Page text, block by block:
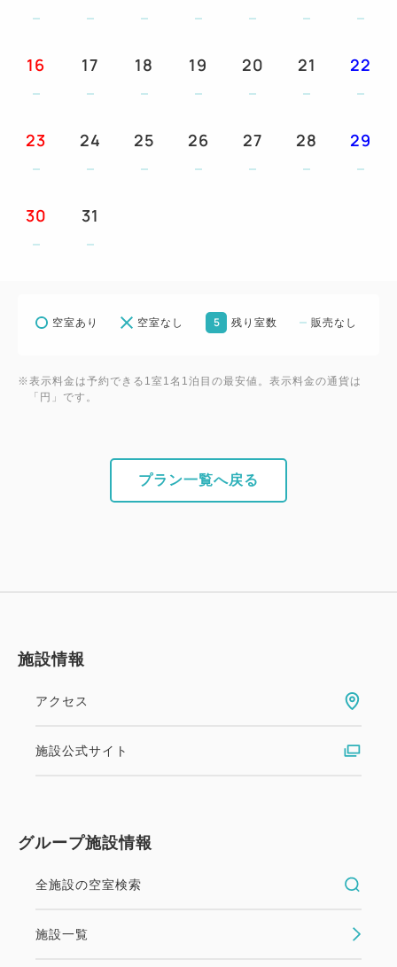
す。
☆すべてのプラン内容はご利用になれない場合でも、
のできない日もございます。
☆当ホテルではお車でご来館の場合、駐車場料金を1
事前予約不要。駐車場警備員へお声掛けくださいま
重要・必ずご了承のうえご予約ください
含む)には下記の取消料が必要となります。
□8日前まで、無料
★ご予約時点では、通常リザンプランの約10％引き
の料金となっていますが、料金は変動いたしますの
で、ご宿泊当日までその割引率を保障するものではあ
★クレジット決済後に予約内容のご変更（ご宿泊日や
16 17 18 19 20 21 22
23 24 25 26 27 28 29
30 31
空室あり 空室なし 5 残り室数 販売なし
※表示料金は予約できる1室1名1泊目の最安値。表示料金の通貨は
「円」です。
プラン一覧へ戻る
施設情報
アクセス
施設公式サイト
グループ施設情報
全施設の空室検索
施設一覧